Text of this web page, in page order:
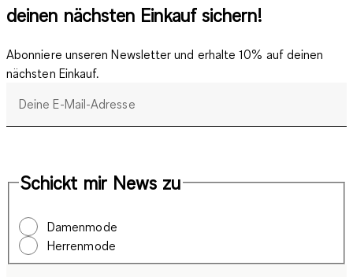
deinen nächsten Einkauf sichern!
Abonniere unseren Newsletter und erhalte 10% auf deinen
nächsten Einkauf.
Deine E-Mail-Adresse
Schickt mir News zu
Damenmode
Herrenmode